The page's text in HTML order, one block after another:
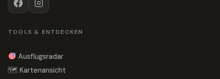
TOOLS & ENTDECKEN
Ausflugsradar
🗺 Kartenansicht